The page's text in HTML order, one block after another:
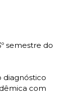
semestre do
diagnóstico
com